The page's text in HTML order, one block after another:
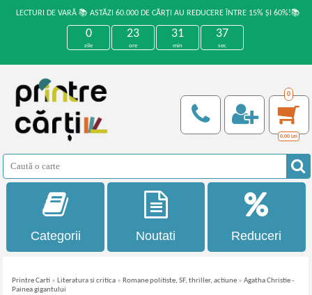
LECTURI DE VARĂ 📚 ASTĂZI 60.000 DE CĂRȚI AU REDUCERE ÎNTRE 15% ȘI 60%!📚
0
zile
23
ore
31
min
37
sec
0
0,00 Lei
Categorii Noutati Reduceri
Printre Carti » Literatura si critica » Romane politiste, SF, thriller, actiune »Agatha Christie -
Painea gigantului